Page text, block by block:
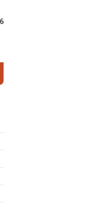
Tojo Una-Una, Anwar